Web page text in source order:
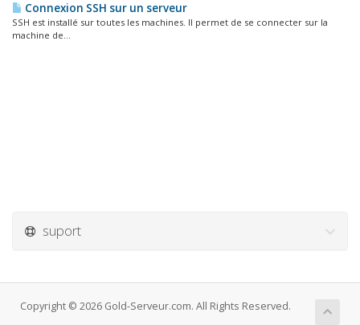
Connexion SSH sur un serveur
SSH est installé sur toutes les machines. Il permet de se connecter sur la
machine de...
suport
Copyright © 2026 Gold-Serveur.com. All Rights Reserved.